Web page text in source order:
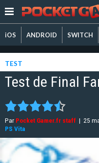
iOS ANDROID SWITCH
TEST
Test de Final
Par Pocket Gamer.fr staff | 25
PS Vita